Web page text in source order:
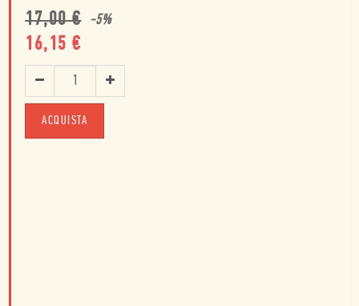
17,00€ -5%
16,15 €
ACQUISTA